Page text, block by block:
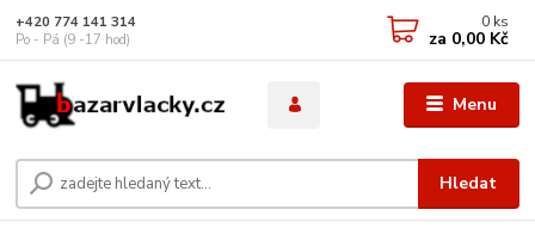
Menu
Hledat
+420 774 141 314
Po - Pá (9 -17 hod)
0 ks
za 0,00 Kč